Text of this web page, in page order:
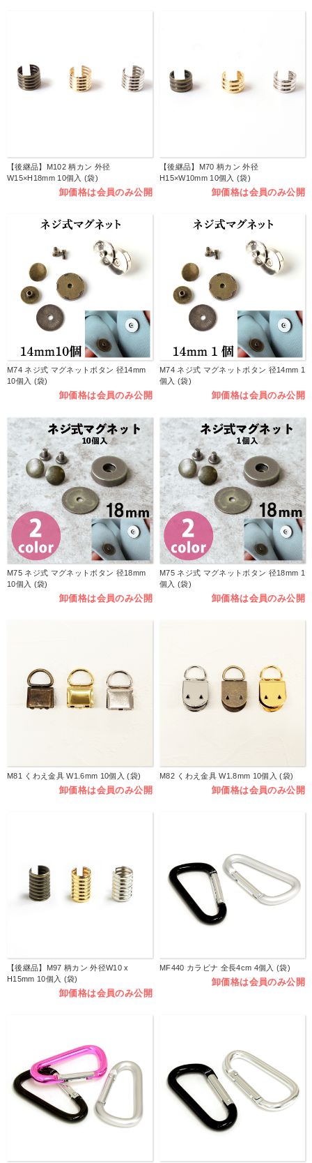
【後継品】M102 柄カン 外径
W15×H18mm 10個入 (袋)
卸価格は会員のみ公開
【後継品】M70 柄カン 外径
H15×W10mm 10個入 (袋)
卸価格は会員のみ公開
M74 ネジ式 マグネットボタン 径14mm
10個入 (袋)
卸価格は会員のみ公開
M74 ネジ式 マグネットボタン 径14mm 1
個入 (袋)
卸価格は会員のみ公開
M75 ネジ式 マグネットボタン 径18mm
10個入 (袋)
卸価格は会員のみ公開
M75 ネジ式 マグネットボタン 径18mm 1
個入 (袋)
卸価格は会員のみ公開
M81 くわえ金具 W1.6mm 10個入 (袋)
卸価格は会員のみ公開
M82 くわえ金具 W1.8mm 10個入 (袋)
卸価格は会員のみ公開
【後継品】M97 柄カン 外径W10 x
H15mm 10個入 (袋)
卸価格は会員のみ公開
MF440 カラビナ 全長4cm 4個入 (袋)
卸価格は会員のみ公開